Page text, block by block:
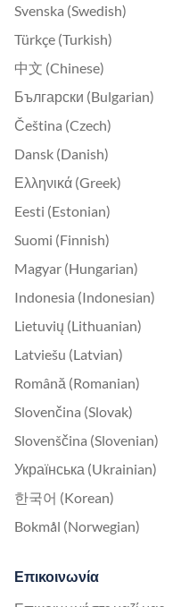
Svenska (Swedish)
Türkçe (Turkish)
中文 (Chinese)
Български (Bulgarian)
Čeština (Czech)
Dansk (Danish)
Ελληνικά (Greek)
Eesti (Estonian)
Suomi (Finnish)
Magyar (Hungarian)
Indonesia (Indonesian)
Lietuvių (Lithuanian)
Latviešu (Latvian)
Română (Romanian)
Slovenčina (Slovak)
Slovenščina (Slovenian)
Українська (Ukrainian)
한국어 (Korean)
Bokmål (Norwegian)
Επικοινωνία